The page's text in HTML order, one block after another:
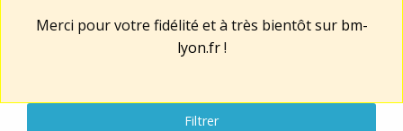
Merci pour votre fidélité et à très bientôt sur bm-
lyon.fr!
Filtrer